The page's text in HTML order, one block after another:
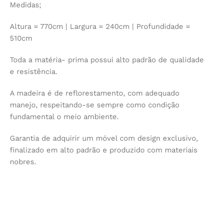
Medidas;
Altura = 770cm | Largura = 240cm | Profundidade =
510cm
Toda a matéria- prima possui alto padrão de qualidade
e resistência.
A madeira é de reflorestamento, com adequado
manejo, respeitando-se sempre como condição
fundamental o meio ambiente.
Garantia de adquirir um móvel com design exclusivo,
finalizado em alto padrão e produzido com materiais
nobres.